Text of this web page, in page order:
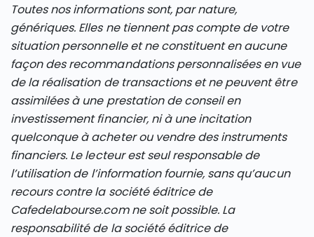
Toutes nos informations sont, par nature,
génériques. Elles ne tiennent pas compte de votre
situation personnelle et ne constituent en aucune
façon des recommandations personnalisées en vue
de la réalisation de transactions et ne peuvent être
assimilées à une prestation de conseil en
investissement financier, ni à une incitation
quelconque à acheter ou vendre des instruments
financiers. Le lecteur est seul responsable de
l’utilisation de l’information fournie, sans qu’aucun
recours contre la société éditrice de
Cafedelabourse.com ne soit possible. La
responsabilité de la société éditrice de